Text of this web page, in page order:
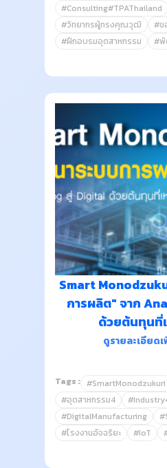
#Consulting#TPAThailand
#วิทยากรผู้ทรงคุณวุฒิ
#ข
#ฝึกอบรมอุตสาหกรรม
#พั
Smart
การผลิต" จาก
ด้วยต้นทุนที่
ดูรายละเอียด
Tags : #SmartMonodzukuri
#อุตสาหกรรม4
#DigitalManufacturing
#โรงงานอัจฉริยะ
#IoT